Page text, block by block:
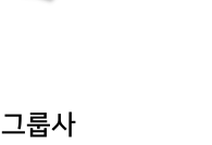
그룹사